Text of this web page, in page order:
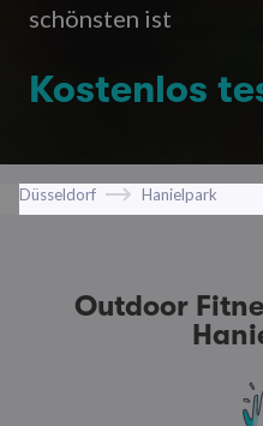
schönsten ist
Kostenlos
Düsseldorf Hanielpark
Outdoor